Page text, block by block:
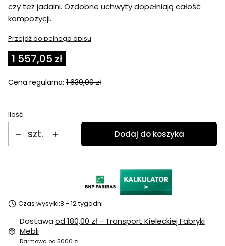
czy też jadalni. Ozdobne uchwyty dopełniają całość
kompozycji.
Przejdź do pełnego opisu
1 557,05 zł
Cena regularna: 1 639,00 zł
Ilość
szt. Dodaj do koszyka
Czas wysyłki:8 - 12 tygodni
Dostawa od 180,00 zł - Transport Kieleckiej Fabryki
Mebli
Darmowa od 5000 zł